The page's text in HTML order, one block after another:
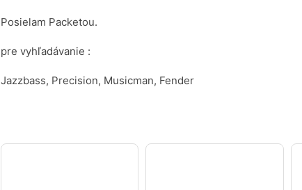
Posielam Packetou.
pre vyhľadávanie :
Jazzbass, Precision, Musicman, Fender